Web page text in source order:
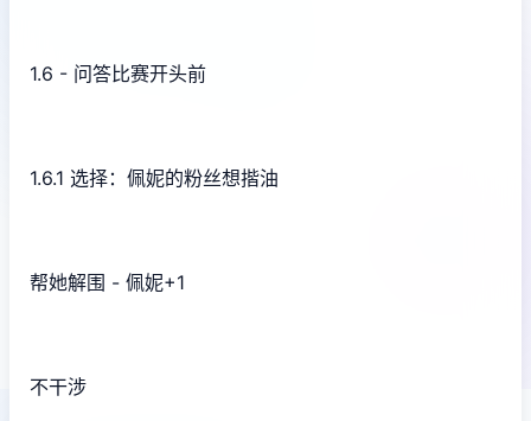
1.6 - 问答比赛开头前
1.6.1 选择：佩妮的粉丝想揩油
帮她解围 - 佩妮+1
不干涉